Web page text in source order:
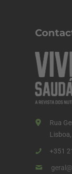
a
ã
o
d
o
s
o
n
Rua
+351